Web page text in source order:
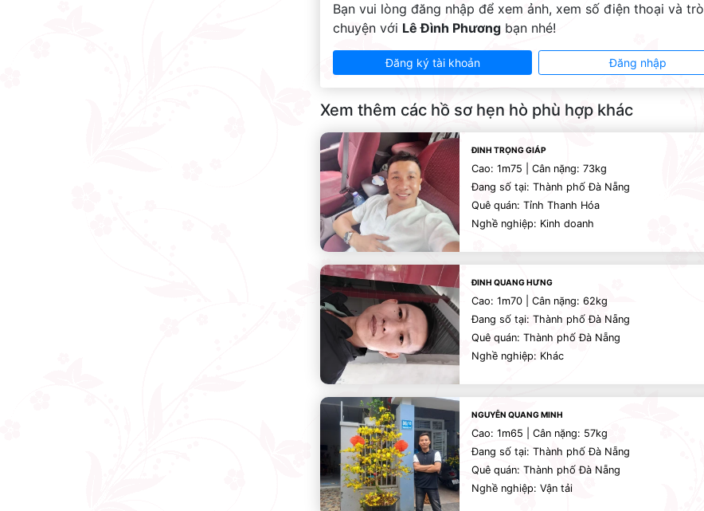
Bạn vui lòng đăng nhập để xem ảnh, xem số điện thoại và trò
chuyện với Lê Đình Phương bạn nhé!
Đăng ký tài khoản Đăng nhập
Xem thêm các hồ sơ hẹn hò phù hợp khác
ĐINH TRỌNG GIÁP
Cao: 1m75 | Cân nặng: 73kg
Đang số tại: Thành phố Đà Nẵng
Quê quán: Tỉnh Thanh Hóa
Nghề nghiệp: Kinh doanh
ĐINH QUANG HƯNG
Cao: 1m70 | Cân nặng: 62kg
Đang số tại: Thành phố Đà Nẵng
Quê quán: Thành phố Đà Nẵng
Nghề nghiệp: Khác
NGUYỄN QUANG MINH
Cao: 1m65 | Cân nặng: 57kg
Đang số tại: Thành phố Đà Nẵng
Quê quán: Thành phố Đà Nẵng
Nghề nghiệp: Vận tải